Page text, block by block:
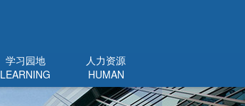
学习园地
LEARNING
人力资源
HUMAN